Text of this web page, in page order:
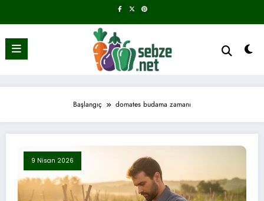
Başlangıç domates budama zamanı
9 Nisan 2026